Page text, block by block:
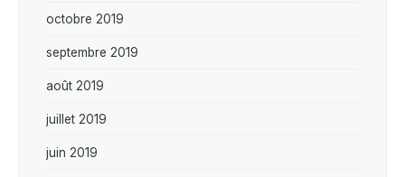
octobre 2019
septembre 2019
août 2019
juillet 2019
juin 2019